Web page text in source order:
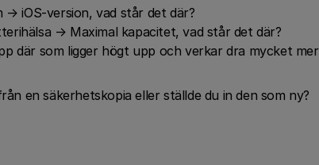
iOS-version, vad står det där?
→ Maximal kapacitet, vad står det där?
där som ligger högt upp och verkar dra mycket mer
en säkerhetskopia eller ställde du in den som ny?